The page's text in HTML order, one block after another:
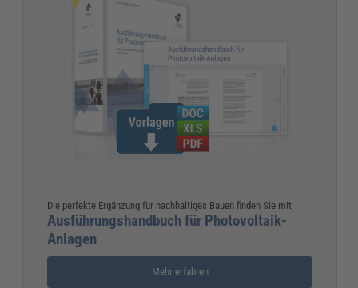
Die perfekte Ergänzung für nachhaltiges Bauen finden Sie mit
Ausführungshandbuch für Photovoltaik-
Anlagen
Mehr erfahren